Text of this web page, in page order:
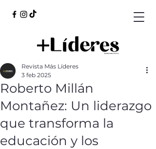
Roberto Millán
Montañez: Un liderazgo
que transforma la
educación y los
Revista Más Líderes
3 feb 2025